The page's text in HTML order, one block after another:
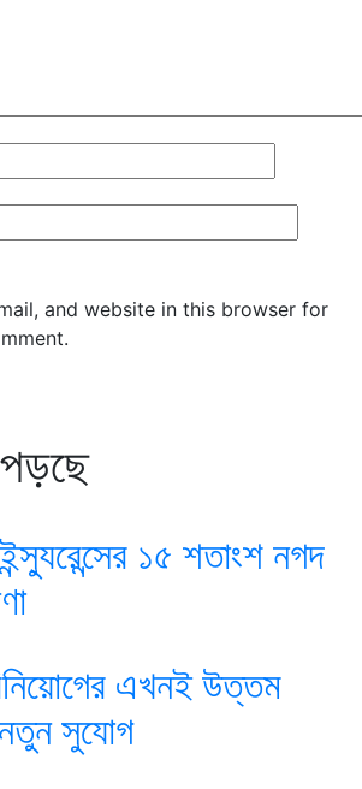
and website in this browser for
১৫ শতাংশ নগদ
এখনই উত্তম
সুযোগ